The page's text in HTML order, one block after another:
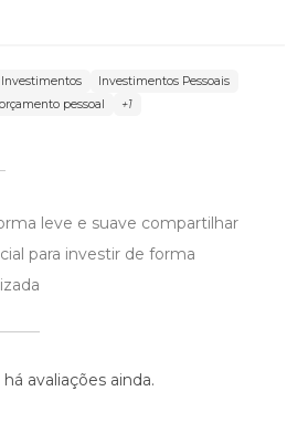
Investimentos
Investimentos Pessoais
orçamento pessoal +1
leve e suave compartilhar
para investir de forma
há avaliações ainda.